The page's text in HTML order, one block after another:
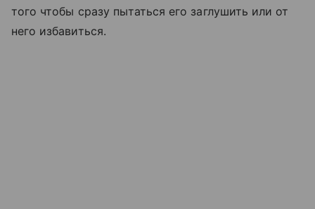
того чтобы сразу пытаться его заглушить или от
него избавиться.